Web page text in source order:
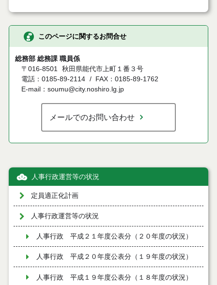
このページに関するお問合せ
総務部 総務課 職員係
〒016-8501
秋田県能代市上町１番３号
電話：0185-89-2114
FAX：0185-89-1762
E-mail：soumu@city.noshiro.lg.jp
メールでのお問い合わせ
人事行政運営等の状況
定員適正化計画
人事行政運営等の状況
人事行政 平成２１年度公表分（２０年度の状況）
人事行政 平成２０年度公表分（１９年度の状況）
人事行政 平成１９年度公表分（１８年度の状況）